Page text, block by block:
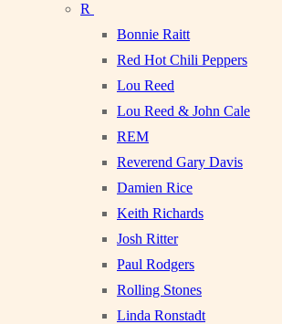
R
Bonnie Raitt
Red Hot Chili Peppers
Lou Reed
Lou Reed & John Cale
REM
Reverend Gary Davis
Damien Rice
Keith Richards
Josh Ritter
Paul Rodgers
Rolling Stones
Linda Ronstadt